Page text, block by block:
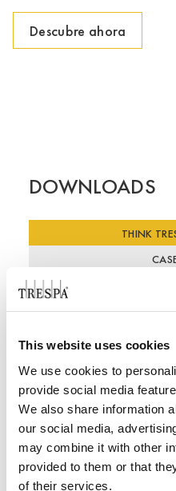
This website uses cookies
We use cookies to
provide social media
We also share information
our social media,
may combine it with other
provided to them or that
of their services.
Descubre ahora
DOWNLOADS
THINK
Think Trespa 6
Think Trespa 5
Think Trespa 4
Think Trespa 3
Think Trespa 2